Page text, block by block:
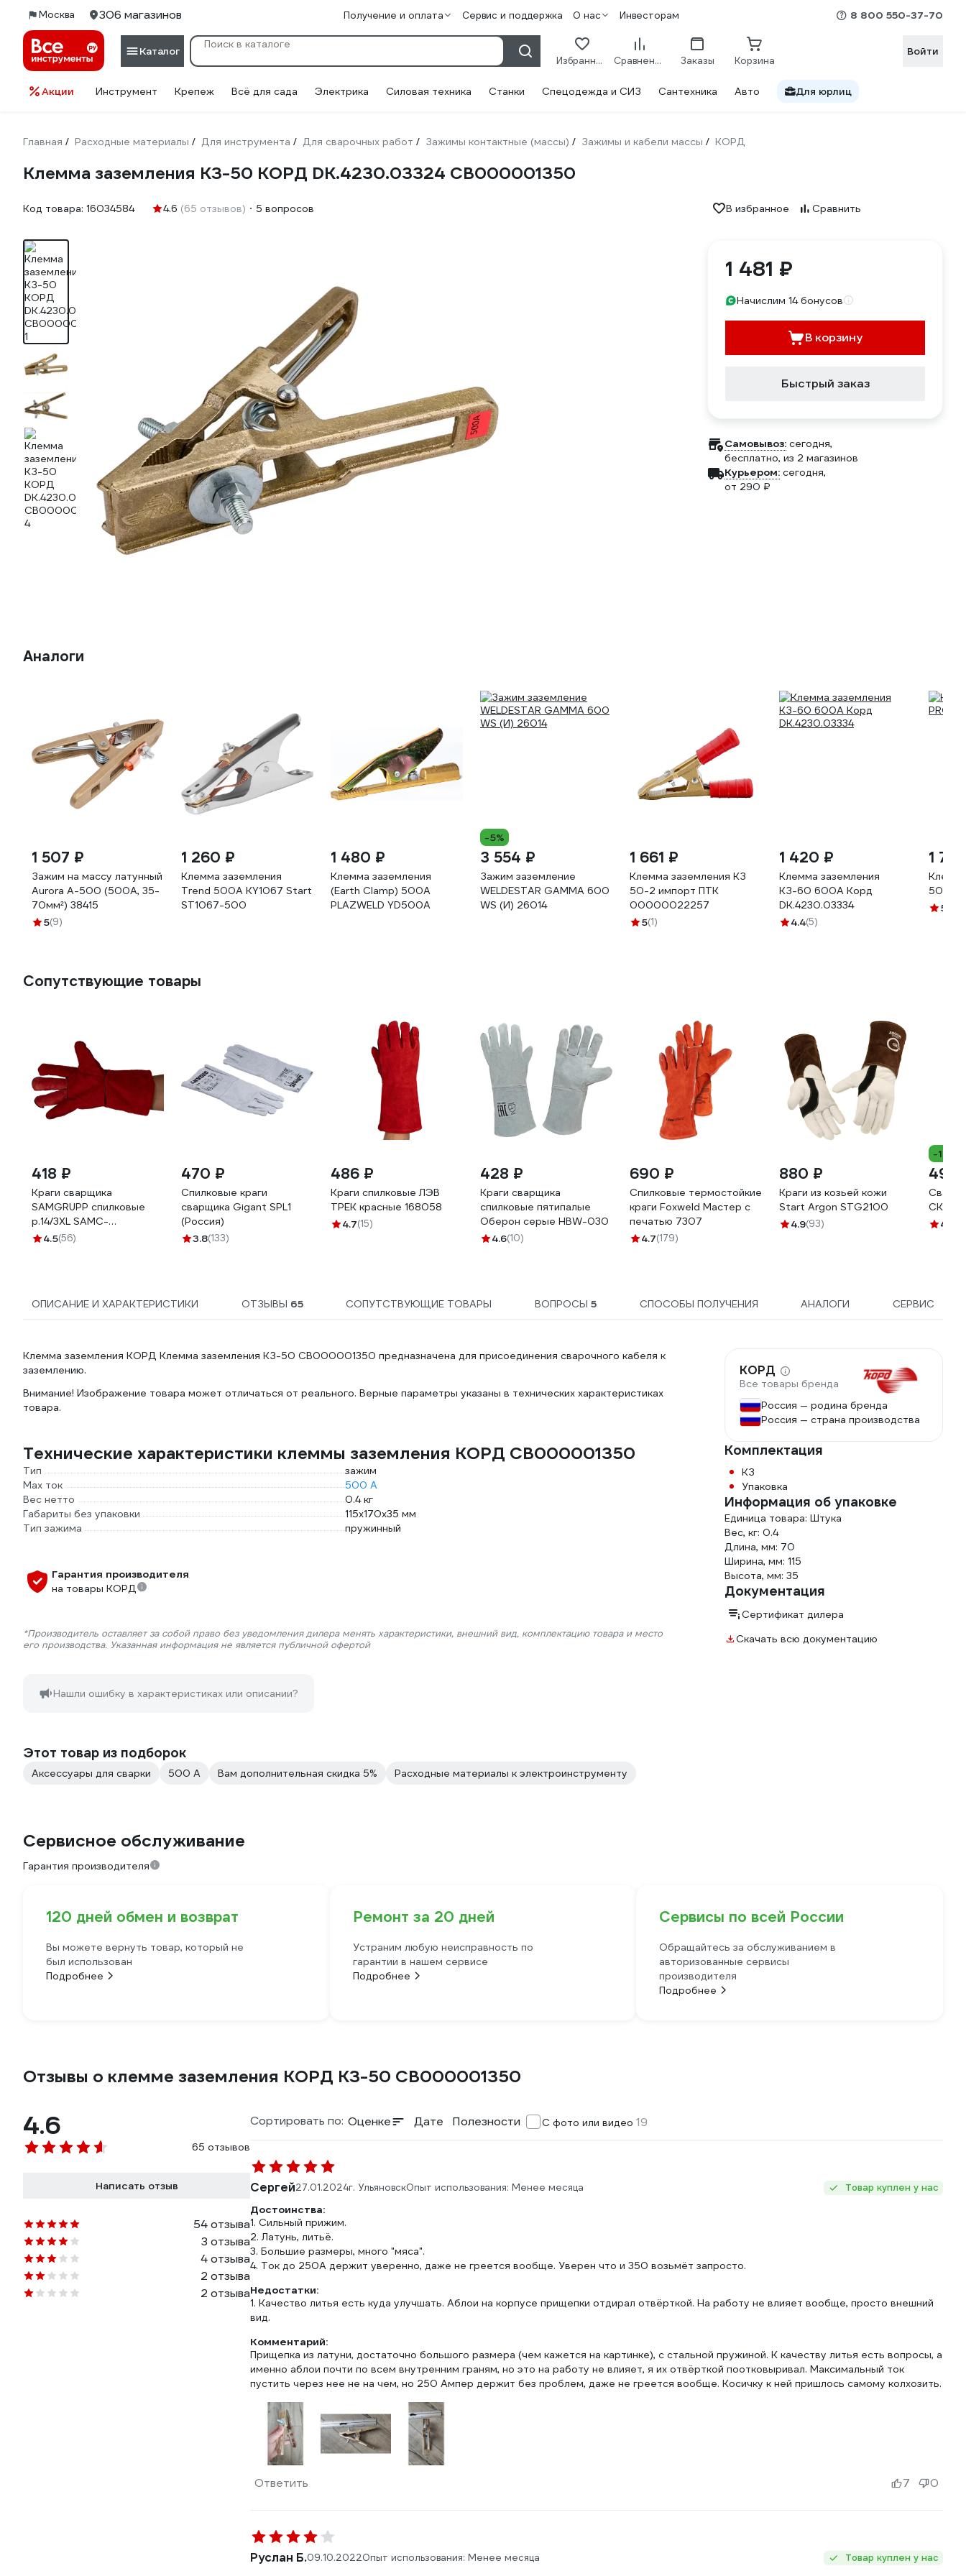
Москва 306 магазинов Получение и оплата Сервис и поддержка О нас Инвесторам 8 800 550-37-70
Каталог
Избранное Сравнение Заказы Корзина
Войти
Акции Инструмент Крепеж Всё для сада Электрика Силовая техника Станки Спецодежда и СИЗ Сантехника Авто Для юрлиц
Главная / Расходные материалы / Для инструмента / Для сварочных работ / Зажимы контактные (массы) / Зажимы и кабели массы / КОРД
Клемма заземления КЗ-50 КОРД DK.4230.03324 СВ000001350
Код товара: 16034584 4.6 (65 отзывов) 5 вопросов В избранное Сравнить
1 481 ₽
Начислим 14 бонусов
В корзину
Быстрый заказ
Самовывоз: сегодня,
бесплатно, из 2 магазинов
Курьером: сегодня,
от 290 ₽
Аналоги
1 507 ₽
Зажим на массу латунный
Aurora А-500 (500А, 35-
70мм²) 38415
5(9)
1 260 ₽
Клемма заземления
Trend 500А KY1067 Start
ST1067-500
1 480 ₽
Клемма заземления
(Earth Clamp) 500A
PLAZWELD YD500A
-5%
3 554 ₽
Зажим заземление
WELDESTAR GAMMA 600
WS (И) 26014
1 661 ₽
Клемма заземления КЗ
50-2 импорт ПТК
00000022257
5(1)
1 420 ₽
Клемма заземления
КЗ-60 600А Корд
DK.4230.03334
4.4(5)
1
500 А
5
Сопутствующие товары
418 ₽
Краги сварщика
SAMGRUPP спилковые
р.14/3XL SAMC-
070000001
4.5(56)
470 ₽
Спилковые краги
сварщика Gigant SPL1
(Россия)
3.8(133)
486 ₽
Краги спилковые ЛЭВ
ТРЕК красные 168058
4.7(15)
428 ₽
Краги сварщика
спилковые пятипалые
Оберон серые HBW-030
4.6(10)
690 ₽
Спилковые термостойкие
краги Foxweld Мастер с
печатью 7307
4.7(179)
880 ₽
Краги из козьей кожи
Start Argon STG2100
4.9(93)
-18%
495
СК-1
4.6
ОПИСАНИЕ И ХАРАКТЕРИСТИКИ ОТЗЫВЫ 65 СОПУТСТВУЮЩИЕ ТОВАРЫ ВОПРОСЫ 5 СПОСОБЫ ПОЛУЧЕНИЯ АНАЛОГИ СЕРВИС
Клемма заземления КОРД Клемма заземления КЗ-50 СВ000001350 предназначена для присоединения сварочного кабеля к
заземлению.
Внимание! Изображение товара может отличаться от реального. Верные параметры указаны в технических характеристиках
товара.
Технические характеристики клеммы заземления КОРД СВ000001350
Тип
зажим
Max ток
500 А
Вес нетто
0.4 кг
Габариты без упаковки
115x170x35 мм
Тип зажима
пружинный
Гарантия производителя
на товары КОРД
*Производитель оставляет за собой право без уведомления дилера менять характеристики, внешний вид, комплектацию товара и место
его производства. Указанная информация не является публичной офертой
Нашли ошибку в характеристиках или описании?
КОРД
Все товары бренда
Россия — родина бренда
Россия — страна производства
Комплектация
КЗ
Упаковка
Информация об упаковке
Единица товара: Штука
Вес, кг: 0.4
Длина, мм: 70
Ширина, мм: 115
Высота, мм: 35
Документация
Сертификат дилера
Скачать всю документацию
Этот товар из подборок
Аксессуары для сварки 500 А Вам дополнительная скидка 5% Расходные материалы к электроинструменту
Сервисное обслуживание
Гарантия производителя
120 дней обмен и возврат
Вы можете вернуть товар, который не
был использован
Подробнее
Ремонт за 20 дней
Устраним любую неисправность по
гарантии в нашем сервисе
Подробнее
Сервисы по всей России
Обращайтесь за обслуживанием в
авторизованные сервисы
производителя
Подробнее
Отзывы о клемме заземления КОРД КЗ-50 СВ000001350
4.6
65 отзывов
Написать отзыв
54 отзыва
3 отзыва
4 отзыва
2 отзыва
2 отзыва
Сортировать по: Оценке Дате Полезности С фото или видео 19
Сергей27.01.2024г. УльяновскОпыт использования: Менее месяца Товар куплен у нас
Достоинства:
1. Сильный прижим.
2. Латунь, литьё.
3. Большие размеры, много "мяса".
4. Ток до 250А держит уверенно, даже не греется вообще. Уверен что и 350 возьмёт запросто.
Недостатки:
1. Качество литья есть куда улучшать. Аблои на корпусе прищепки отдирал отвёрткой. На работу не влияет вообще, просто внешний
вид.
Комментарий:
Прищепка из латуни, достаточно большого размера (чем кажется на картинке), с стальной пружиной. К качеству литья есть вопросы, а
именно аблои почти по всем внутренним граням, но это на работу не влияет, я их отвёрткой поотковыривал. Максимальный ток
пустить через нее не на чем, но 250 Ампер держит без проблем, даже не греется вообще. Косичку к ней пришлось самому колхозить.
Ответить 7 0
Руслан Б.09.10.2022Опыт использования: Менее месяца Товар куплен у нас